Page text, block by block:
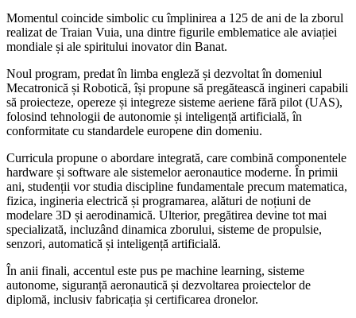
Momentul coincide simbolic cu împlinirea a 125 de ani de la zborul
realizat de Traian Vuia, una dintre figurile emblematice ale aviației
mondiale și ale spiritului inovator din Banat.
Noul program, predat în limba engleză și dezvoltat în domeniul
Mecatronică și Robotică, își propune să pregătească ingineri capabili
să proiecteze, opereze și integreze sisteme aeriene fără pilot (UAS),
folosind tehnologii de autonomie și inteligență artificială, în
conformitate cu standardele europene din domeniu.
Curricula propune o abordare integrată, care combină componentele
hardware și software ale sistemelor aeronautice moderne. În primii
ani, studenții vor studia discipline fundamentale precum matematica,
fizica, ingineria electrică și programarea, alături de noțiuni de
modelare 3D și aerodinamică. Ulterior, pregătirea devine tot mai
specializată, incluzând dinamica zborului, sisteme de propulsie,
senzori, automatică și inteligență artificială.
În anii finali, accentul este pus pe machine learning, sisteme
autonome, siguranță aeronautică și dezvoltarea proiectelor de
diplomă, inclusiv fabricația și certificarea dronelor.